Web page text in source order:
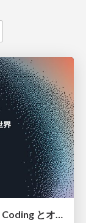
Amazon Bedrock と探検する Agentic Coding とオープンウェイトモデルの世界 / AWS Summit Japan 2026 STP214 / Agentic Coding with Open-Weights Models on Amazon Bedrock